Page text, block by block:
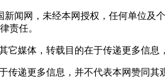
闻网，未经本网授权，任何单位
责任。
媒体，转载目的在于传递更多信息
递更多信息，并不代表本网赞同